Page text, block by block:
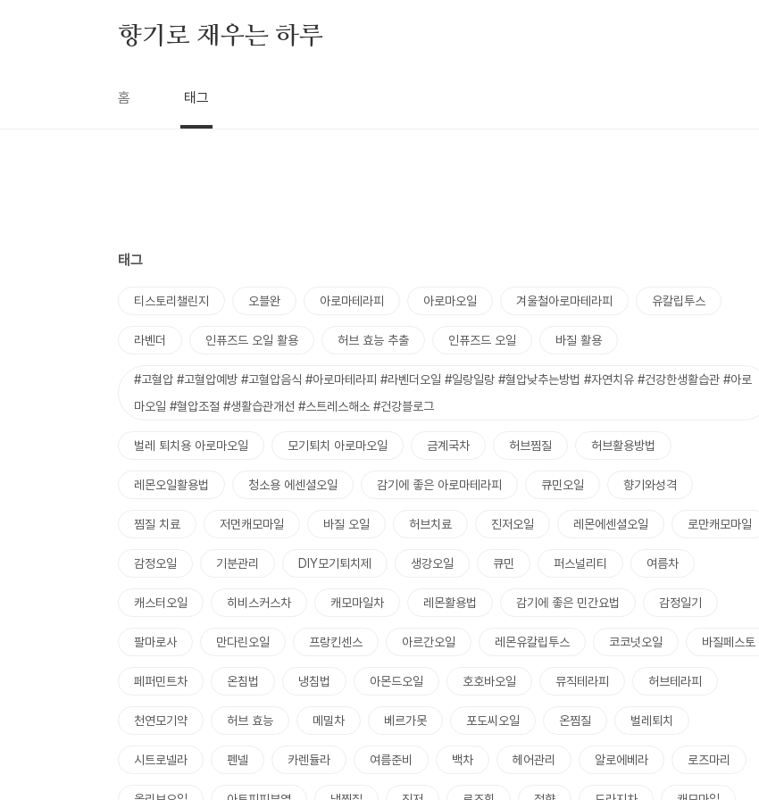
향기로 채우는 하루
홈 태그
태그
티스토리챌린지 오블완 아로마테라피 아로마오일 겨울철아로마테라피 유칼립투스
라벤더 인퓨즈드 오일 활용 허브 효능 추출 인퓨즈드 오일 바질 활용
#고혈압 #고혈압예방 #고혈압음식 #아로마테라피 #라벤더오일 #일랑일랑 #혈압낮추는방법 #자연치유 #건강한생활습관 #아로
마오일 #혈압조절 #생활습관개선 #스트레스해소 #건강블로그
벌레 퇴치용 아로마오일 모기퇴치 아로마오일 금계국차 허브찜질 허브활용방법
레몬오일활용법 청소용 에센셜오일 감기에 좋은 아로마테라피 큐민오일 향기와성격
찜질 치료 저먼캐모마일 바질 오일 허브치료 진저오일 레몬에센셜오일 로만캐모마일
감정오일 기분관리 DIY모기퇴치제 생강오일 큐민 퍼스널리티 여름차
캐스터오일 히비스커스차 캐모마일차 레몬활용법 감기에 좋은 민간요법 감정일기
팔마로사 만다린오일 프랑킨센스 아르간오일 레몬유칼립투스 코코넛오일 바질페스토
페퍼민트차 온침법 냉침법 아몬드오일 호호바오일 뮤직테라피 허브테라피
천연모기약 허브 효능 메밀차 베르가못 포도씨오일 온찜질 벌레퇴치
시트로넬라 펜넬 카렌듈라 여름준비 백차 헤어관리 알로에베라 로즈마리